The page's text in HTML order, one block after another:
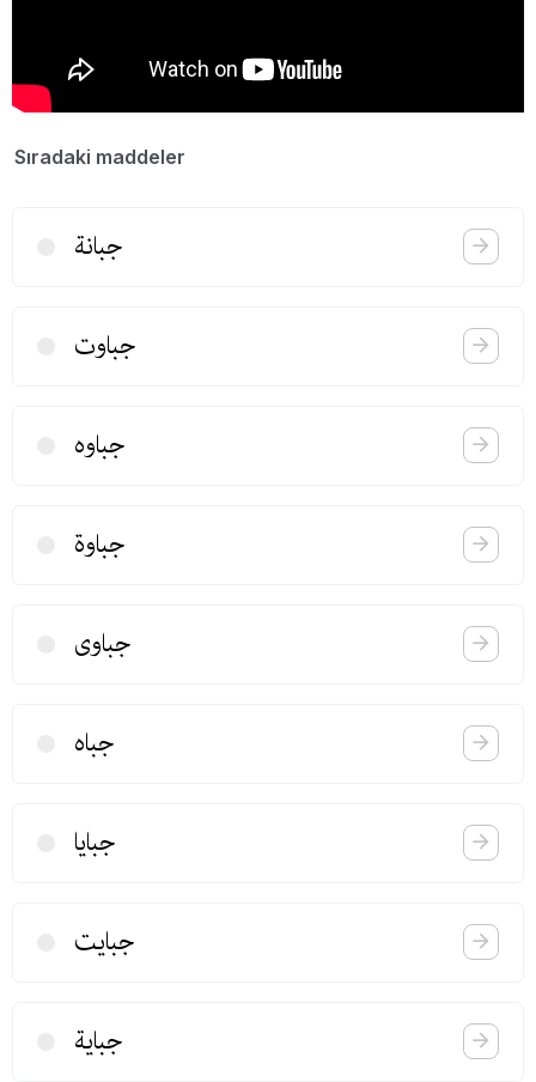
Sıradaki maddeler
جبانة
جباوت
جباوه
جباوة
جباوی
جباه
جبایا
جبایت
جبایة